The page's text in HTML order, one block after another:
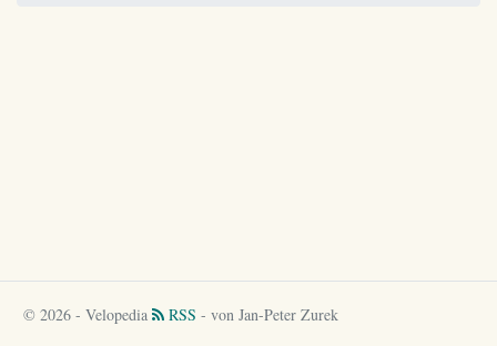
© 2026 - Velopedia RSS - von Jan-Peter Zurek